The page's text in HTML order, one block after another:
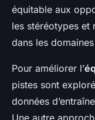
équitable aux
les stéréotypes et
dans les
Pour améliorer l’
pistes sont
données